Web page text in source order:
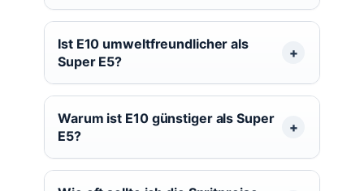
Ist E10 umweltfreundlicher als
Super E5?
Warum ist E10 günstiger als Super
E5?